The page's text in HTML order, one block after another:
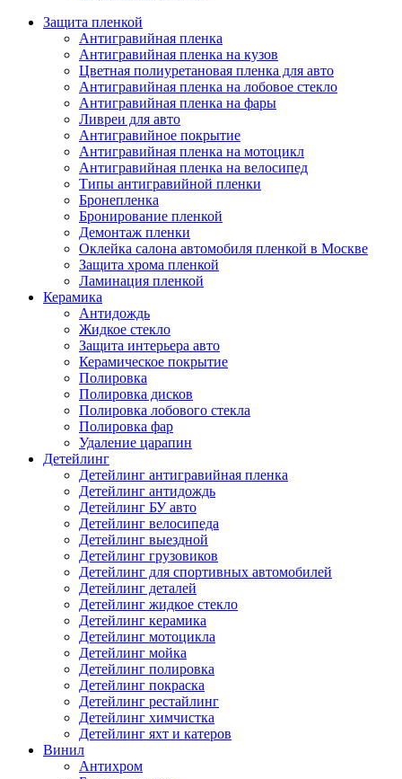
Защита пленкой
Антигравийная пленка
Антигравийная пленка на кузов
Цветная полиуретановая пленка для авто
Антигравийная пленка на лобовое стекло
Антигравийная пленка на фары
Ливреи для авто
Антигравийное покрытие
Антигравийная пленка на мотоцикл
Антигравийная пленка на велосипед
Типы антигравийной пленки
Бронепленка
Бронирование пленкой
Демонтаж пленки
Оклейка салона автомобиля пленкой в Москве
Защита хрома пленкой
Ламинация пленкой
Керамика
Антидождь
Жидкое стекло
Защита интерьера авто
Керамическое покрытие
Полировка
Полировка дисков
Полировка лобового стекла
Полировка фар
Удаление царапин
Детейлинг
Детейлинг антигравийная пленка
Детейлинг антидождь
Детейлинг БУ авто
Детейлинг велосипеда
Детейлинг выездной
Детейлинг грузовиков
Детейлинг для спортивных автомобилей
Детейлинг деталей
Детейлинг жидкое стекло
Детейлинг керамика
Детейлинг мотоцикла
Детейлинг мойка
Детейлинг полировка
Детейлинг покраска
Детейлинг рестайлинг
Детейлинг химчистка
Детейлинг яхт и катеров
Винил
Антихром